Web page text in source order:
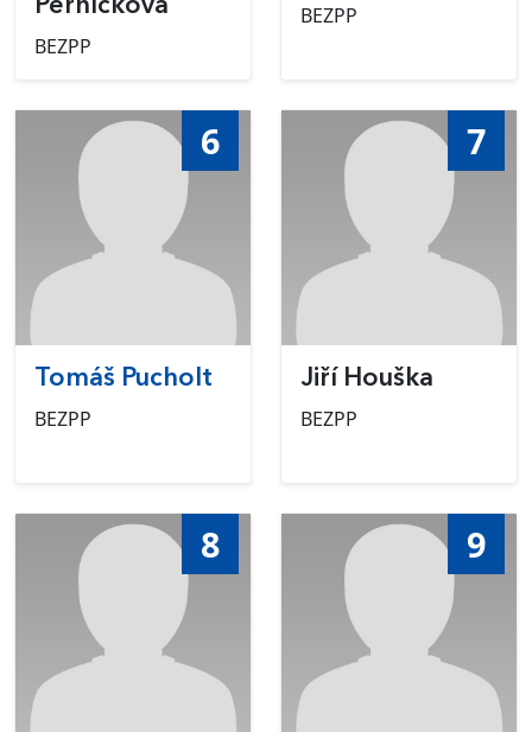
Perníčková
BEZPP
BEZPP
6
Tomáš Pucholt
BEZPP
7
Jiří Houška
BEZPP
8 9